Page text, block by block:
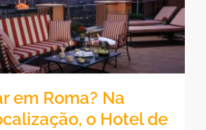
em Roma? Na
o Hotel de